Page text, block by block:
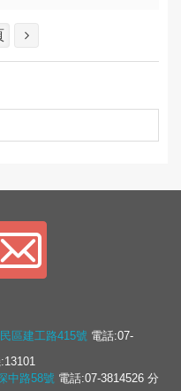
區建工路415號電話:07-
中路58號 電話:07-3814526 分